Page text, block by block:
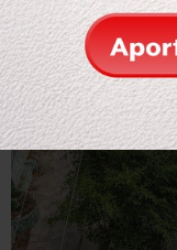
Sus instalaciones
farmacia y un